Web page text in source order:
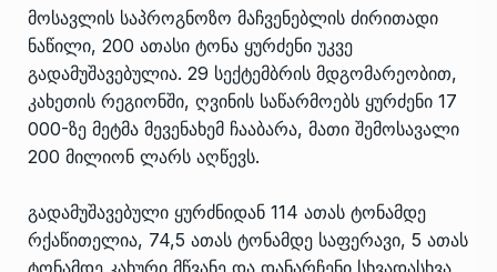
მოსავლის საპროგნოზო მაჩვენებლის ძირითადი
ნაწილი, 200 ათასი ტონა ყურძენი უკვე
გადამუშავებულია. 29 სექტემბრის მდგომარეობით,
კახეთის რეგიონში, ღვინის საწარმოებს ყურძენი 17
000-ზე მეტმა მევენახემ ჩააბარა, მათი შემოსავალი
200 მილიონ ლარს აღწევს.
გადამუშავებული ყურძნიდან 114 ათას ტონამდე
რქაწითელია, 74,5 ათას ტონამდე საფერავი, 5 ათას
ტონამდე კახური მწვანე და დანარჩენი სხვადასხვა